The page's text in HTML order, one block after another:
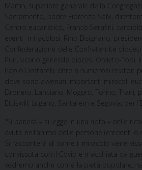
Martin, superiore generale della
Sacramento, padre Fiorenzo Salvi,
Centro eucaristico, Franco Serafini,
eventi miracolosi, Rino Bisignano,
Confederazione delle Confraternite diocesi
Puri, vicario generale diocesi Orvieto-Todi,
Paolo Dottarelli, oltre a numerosi relatori
dove sono avvenuti importanti miracoli
Dronero, Lanciano, Mogoro, Torino, Trani,
Ettiswill, Lugano, Santarem e Segovia, per
“Si parlerà – si legge in una nota – delle
avuto nell’animo delle persone (credenti o
Si racconterà di come il miracolo viene
convissuta con il Covid e macchiata da
vedremo anche come la pietà popolare,